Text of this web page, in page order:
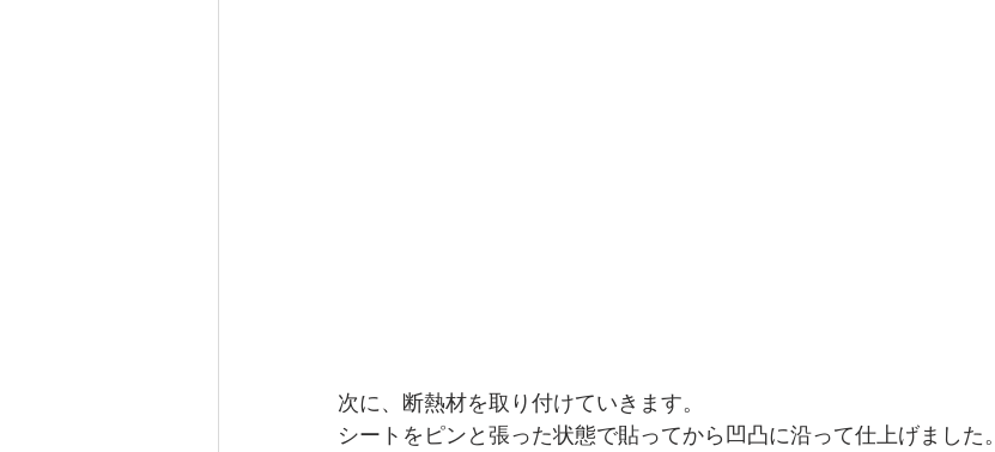
次に、断熱材を取り付けていきます。
シートをピンと張った状態で貼ってから凹凸に沿って仕上げました。